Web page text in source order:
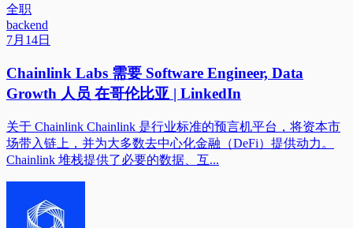
全职
backend
7月14日
Chainlink Labs 需要 Software Engineer, Data
Growth 人员 在哥伦比亚 | LinkedIn
关于 Chainlink Chainlink 是行业标准的预言机平台，将资本市
场带入链上，并为大多数去中心化金融（DeFi）提供动力。
Chainlink 堆栈提供了必要的数据、互...